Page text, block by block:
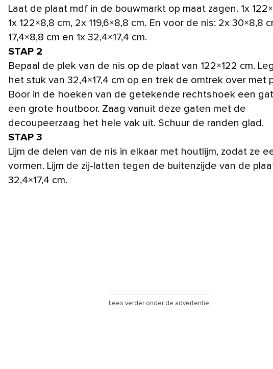
Laat de plaat mdf in de bouwmarkt op maat zagen. 1x
1x 122×8,8 cm, 2x 119,6×8,8 cm. En voor de nis: 2x 30×8,8
17,4×8,8 cm en 1x 32,4×17,4 cm.
STAP 2
Bepaal de plek van de nis op de plaat van 122×122 cm.
het stuk van 32,4×17,4 cm op en trek de omtrek over met
Boor in de hoeken van de getekende rechtshoek een
een grote houtboor. Zaag vanuit deze gaten met de
decoupeerzaag het hele vak uit. Schuur de randen glad.
STAP 3
Lijm de delen van de nis in elkaar met houtlijm, zodat ze
vormen. Lijm de zij-latten tegen de buitenzijde van de
32,4×17,4 cm.
Lees verder onder de advertentie